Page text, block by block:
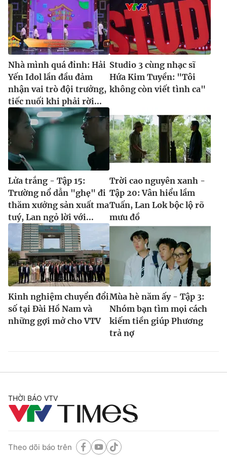
Nhà mình quá đỉnh: Hải
Yến Idol lần đầu đảm
nhận vai trò đội trưởng,
tiếc nuối khi phải rời...
Studio 3 cùng nhạc sĩ
Hứa Kim Tuyền: "Tôi
không còn viết tình ca"
Lửa trắng - Tập 15:
Trường nổ dẫn "ghẹ" đi
thăm xưởng sản xuất ma
tuý, Lan ngỏ lời với...
Trời cao nguyên xanh -
Tập 20: Vân hiểu lầm
Tuấn, Lan Lok bộc lộ rõ
mưu đồ
Kinh nghiệm chuyển đổi
số tại Đài Hồ Nam và
những gợi mở cho VTV
Mùa hè năm ấy - Tập 3:
Nhóm bạn tìm mọi cách
kiếm tiền giúp Phương
trả nợ
THỜI BÁO VTV
Theo dõi báo trên